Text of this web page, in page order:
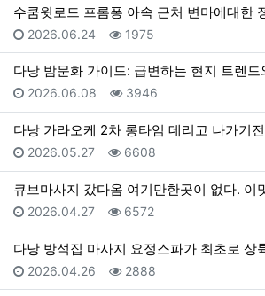
수쿰윗로드 프롬퐁 아속 근처 변마에대한
등록일
2026.06.24 조회
1975
다낭 밤문화 가이드: 급변하는 현지 트렌
등록일
2026.06.08 조회
3946
등록일
2026.05.27 조회
6608
큐브마사지 갔다옴 여기만한곳이 없다. 이
등록일
2026.04.27 조회
6572
다낭 방석집 마사지 요정스파가 최초로 상
등록일
2026.04.26 조회
2888